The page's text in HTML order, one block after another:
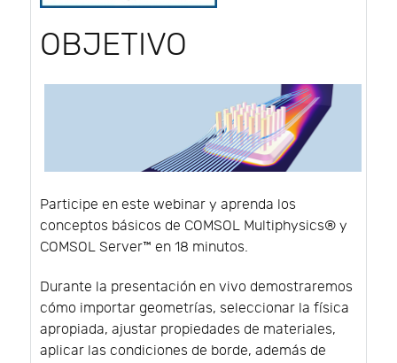
OBJETIVO
Participe en este webinar y aprenda los
conceptos básicos de COMSOL Multiphysics® y
COMSOL Server™ en 18 minutos.
Durante la presentación en vivo demostraremos
cómo importar geometrías, seleccionar la física
apropiada, ajustar propiedades de materiales,
aplicar las condiciones de borde, además de